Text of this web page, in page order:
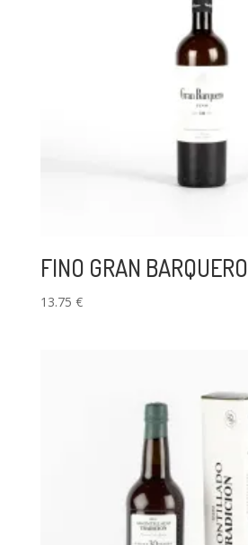
FINO GRAN BARQUERO
13.75 €